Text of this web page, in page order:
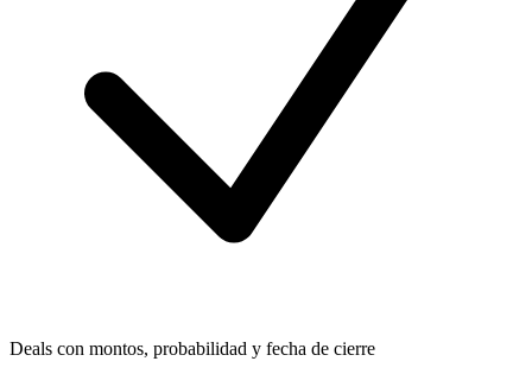
Deals con montos, probabilidad y fecha de cierre